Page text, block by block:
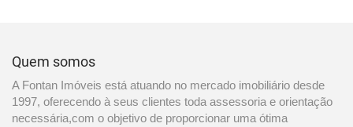
Quem somos
A Fontan Imóveis está atuando no mercado imobiliário desde
1997, oferecendo à seus clientes toda assessoria e orientação
necessária,com o objetivo de proporcionar uma ótima